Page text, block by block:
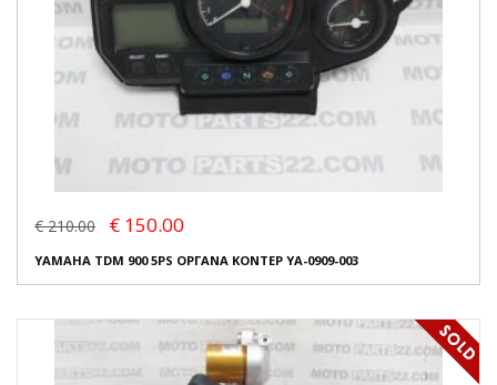
€ 210.00 € 150.00
YAMAHA TDM 900 5PS ΟΡΓΑΝΑ ΚΟΝΤΕΡ YA-0909-003